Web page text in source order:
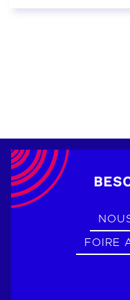
FOIRE